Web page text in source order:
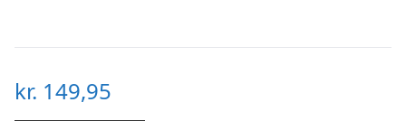
kr. 149,95